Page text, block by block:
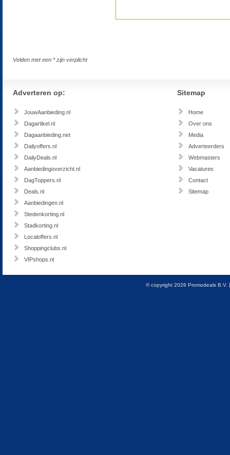
Velden met een * zijn verplicht
Adverteren op:
JouwAanbieding.nl
Dagartikel.nl
Dagaanbieding.net
Dailyoffers.nl
DailyDeals.nl
Aanbiedingoverzicht.nl
DagToppers.nl
Deals.nl
Aanbiedingen.nl
Stedenkorting.nl
Stadkorting.nl
Localoffers.nl
Shoppingclubs.nl
VIPshops.nl
Sitemap
Home
Over ons
Media
Adverteerders
Webmasters
Vacatures
Contact
Sitemap
© copyright 2026 Promodeals